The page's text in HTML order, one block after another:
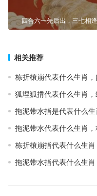
四合六一先后出，三七相
相关推荐
栋折榱崩代表什么生肖
狐埋狐搰代表什么生肖
拖泥带水指是代表什么
拖泥带水代表什么生肖
栋折榱崩指代表什么生
拖泥带水指代表什么生